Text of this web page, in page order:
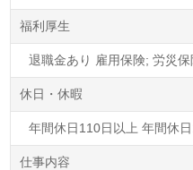
福利厚生
退職金あり 雇用保険; 労災
休日・休暇
年間休日110日以上 年間休
仕事内容